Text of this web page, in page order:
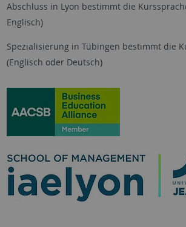
Abschluss in Lyon bestimmt die
Englisch)
Spezialisierung in Tübingen bestimmt die
(Englisch oder Deutsch)